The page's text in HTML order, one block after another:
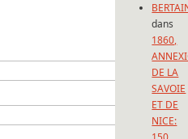
dans
1860,
DE LA
SAVOIE
ET DE
NICE: